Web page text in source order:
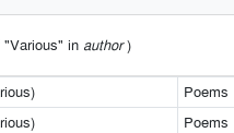
in author)
Poems
Poems